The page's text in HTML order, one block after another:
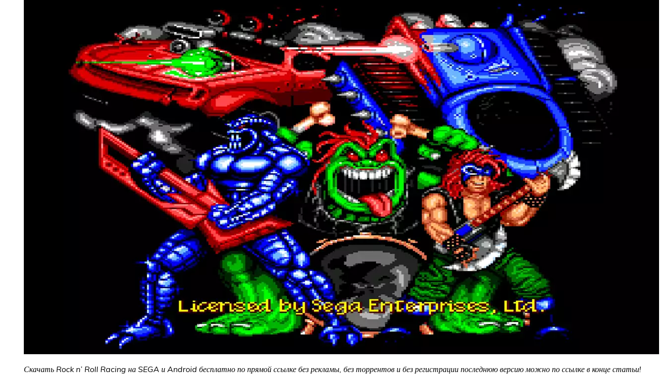
Скачать Rock n’ Roll Racing на SEGA и Android бесплатно по прямой ссылке без рекламы, без торрентов и без регистрации последнюю версию можно по ссылке в конце статьи!